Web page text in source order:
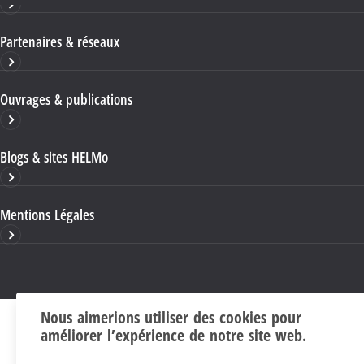
Partenaires & réseaux
Ouvrages & publications
Blogs & sites HELMo
Mentions Légales
Nous aimerions utiliser des cookies pour
améliorer l’expérience de notre site web.